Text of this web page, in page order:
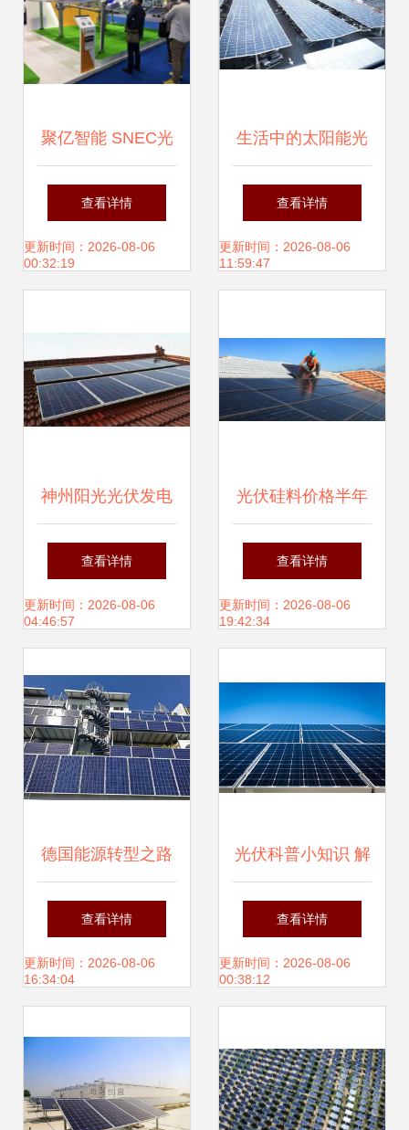
聚亿智能 SNEC光
伏展上新产品与新
形象的碰撞，引领
查看详情
更新时间：2026-08-06
00:32:19
生活中的太阳能光
伏 无所不在的绿色
能源
查看详情
更新时间：2026-08-06
11:59:47
神州阳光光伏发电
保护农村环境的绿
色引擎
查看详情
更新时间：2026-08-06
04:46:57
光伏硅料价格半年
飙涨超140%引热
议，产业链安全成
查看详情
更新时间：2026-08-06
19:42:34
德国能源转型之路
弗莱集团设计的地
下光伏建筑探秘
查看详情
更新时间：2026-08-06
16:34:04
光伏科普小知识 解
读太阳能发电的奥
秘
查看详情
更新时间：2026-08-06
00:38:12